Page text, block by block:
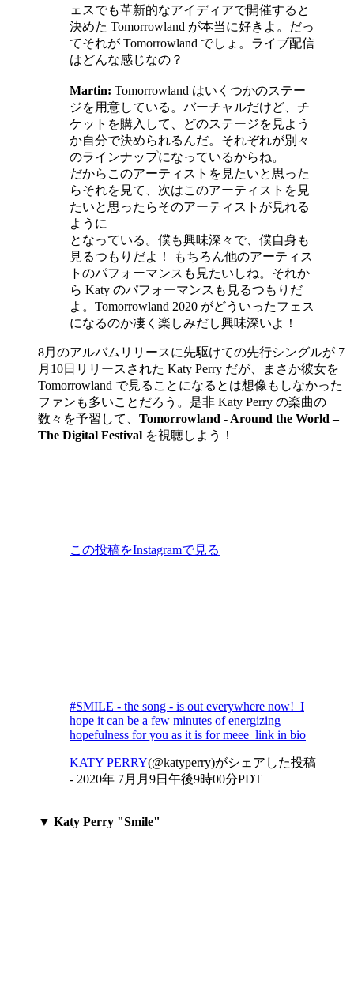
ェスでも革新的なアイディアで開催すると
決めた Tomorrowland が本当に好きよ。だっ
てそれが Tomorrowland でしょ。ライブ配信
はどんな感じなの？
Martin: Tomorrowland はいくつかのステー
ジを用意している。バーチャルだけど、チ
ケットを購入して、どのステージを見よう
か自分で決められるんだ。それぞれが別々
のラインナップになっているからね。
だからこのアーティストを見たいと思った
らそれを見て、次はこのアーティストを見
たいと思ったらそのアーティストが見れる
ように
となっている。僕も興味深々で、僕自身も
見るつもりだよ！ もちろん他のアーティス
トのパフォーマンスも見たいしね。それか
ら Katy のパフォーマンスも見るつもりだ
よ。Tomorrowland 2020 がどういったフェス
になるのか凄く楽しみだし興味深いよ！
8月のアルバムリリースに先駆けての先行シングルが 7
月10日リリースされた Katy Perry だが、まさか彼女を
Tomorrowland で見ることになるとは想像もしなかった
ファンも多いことだろう。是非 Katy Perry の楽曲の
数々を予習して、 Tomorrowland - Around the World –
The Digital Festival を視聴しよう！
この投稿をInstagramで見る
#SMILE - the song - is out everywhere now! I
hope it can be a few minutes of energizing
hopefulness for you as it is for meee link in bio
KATY PERRY(@katyperry)がシェアした投稿
- 2020年 7月月9日午後9時00分PDT
▼ Katy Perry "Smile"